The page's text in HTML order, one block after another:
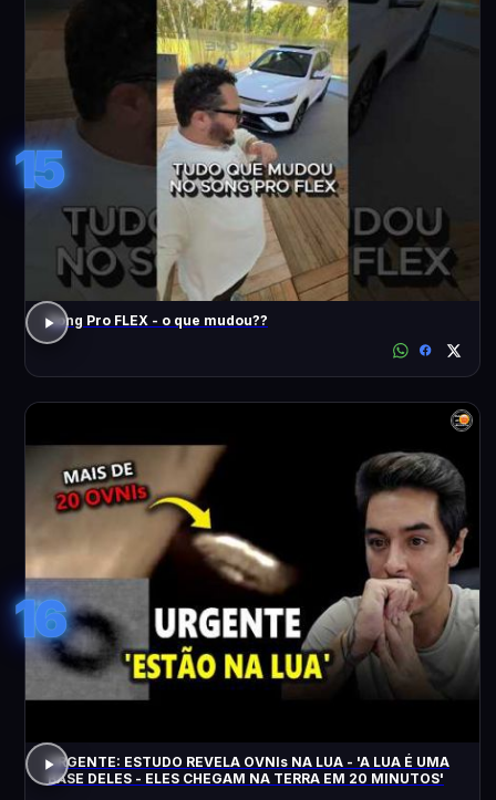
15
Song Pro FLEX - o que mudou??
16
URGENTE: ESTUDO REVELA OVNIs NA LUA - 'A LUA É UMA
BASE DELES - ELES CHEGAM NA TERRA EM 20 MINUTOS'